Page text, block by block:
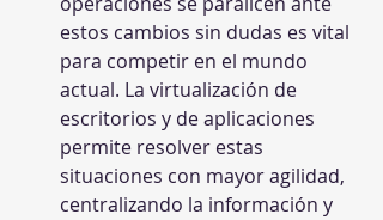
estos cambios sin dudas es vital
para competir en el mundo
actual. La virtualización de
escritorios y de aplicaciones
permite resolver estas
situaciones con mayor agilidad,
centralizando la información y